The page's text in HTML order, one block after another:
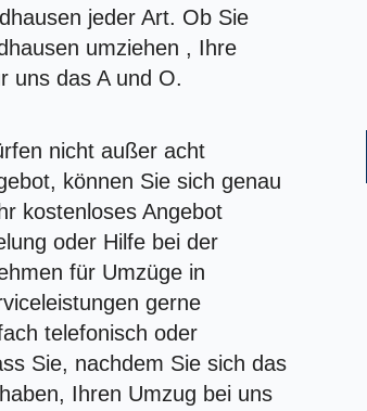
jeder Art. Ob Sie
umziehen , Ihre
uns das A und O.
nicht außer acht
können Sie sich genau
kostenloses Angebot
oder Hilfe bei der
für Umzüge in
gerne
telefonisch oder
Sie, nachdem Sie sich das
Ihren Umzug bei uns